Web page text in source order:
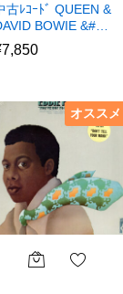
古ﾚｺｰﾄﾞ QUEEN &
BOWIE &#…
7,850
オススメ